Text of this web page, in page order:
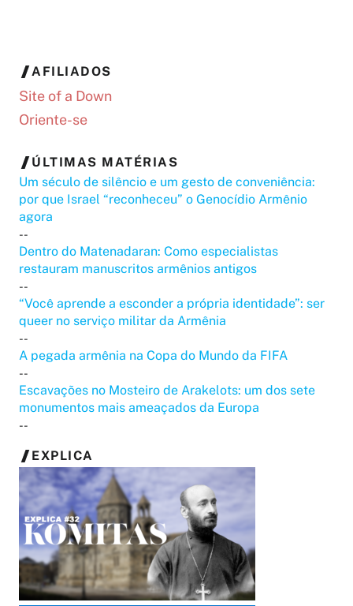
AFILIADOS
Site of a Down
Oriente-se
ÚLTIMAS MATÉRIAS
Um século de silêncio e um gesto de conveniência:
por que Israel “reconheceu” o Genocídio Armênio
agora
--
Dentro do Matenadaran: Como especialistas
restauram manuscritos armênios antigos
--
“Você aprende a esconder a própria identidade”: ser
queer no serviço militar da Armênia
--
A pegada armênia na Copa do Mundo da FIFA
--
Escavações no Mosteiro de Arakelots: um dos sete
monumentos mais ameaçados da Europa
--
EXPLICA